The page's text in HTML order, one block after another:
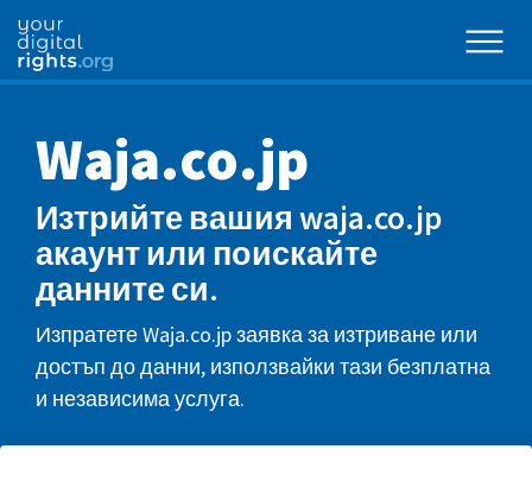
Waja.co.jp
Изтрийте вашия waja.co.jp
акаунт или поискайте
данните си.
Изпратете Waja.co.jp заявка за изтриване или
достъп до данни, използвайки тази безплатна
и независима услуга.